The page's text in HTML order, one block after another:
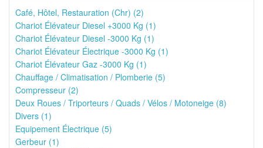
Café, Hôtel, Restauration (Chr) (2)
Chariot Élévateur Diesel +3000 Kg (1)
Chariot Élévateur Diesel -3000 Kg (1)
Chariot Élévateur Électrique -3000 Kg (1)
Chariot Élévateur Gaz -3000 Kg (1)
Chauffage / Climatisation / Plomberie (5)
Compresseur (2)
Deux Roues / Triporteurs / Quads / Vélos / Motoneige (8)
Divers (1)
Equipement Électrique (5)
Gerbeur (1)